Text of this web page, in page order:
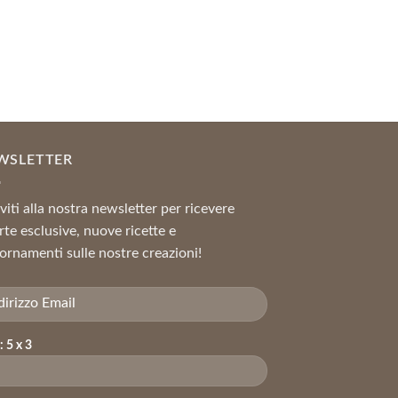
alla nostra newsletter per ricevere
esclusive, nuove ricette e
sulle nostre creazioni!
5 x 3